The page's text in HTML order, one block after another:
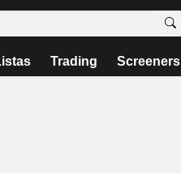
Trading Screeners